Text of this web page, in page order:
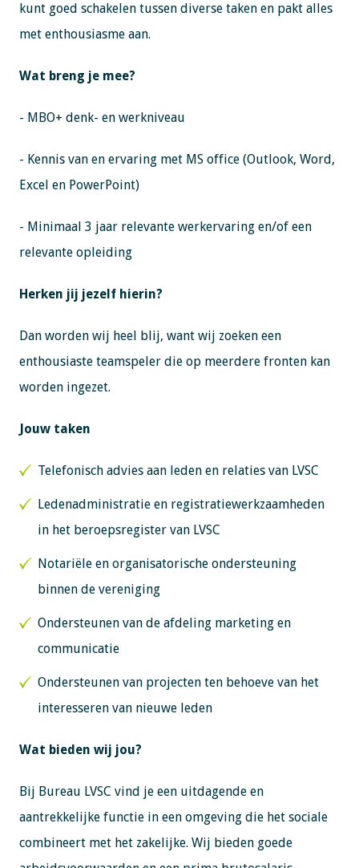
kunt goed schakelen tussen diverse taken en pakt alles
met enthousiasme aan.
Wat breng je mee?
- MBO+ denk- en werkniveau
- Kennis van en ervaring met MS office (Outlook, Word,
Excel en PowerPoint)
- Minimaal 3 jaar relevante werkervaring en/of een
relevante opleiding
Herken jij jezelf hierin?
Dan worden wij heel blij, want wij zoeken een
enthousiaste teamspeler die op meerdere fronten kan
worden ingezet.
Jouw taken
Telefonisch advies aan leden en relaties van LVSC
Ledenadministratie en registratiewerkzaamheden
in het beroepsregister van LVSC
Notariële en organisatorische ondersteuning
binnen de vereniging
Ondersteunen van de afdeling marketing en
communicatie
Ondersteunen van projecten ten behoeve van het
interesseren van nieuwe leden
Wat bieden wij jou?
Bij Bureau LVSC vind je een uitdagende en
aantrekkelijke functie in een omgeving die het sociale
combineert met het zakelijke. Wij bieden goede